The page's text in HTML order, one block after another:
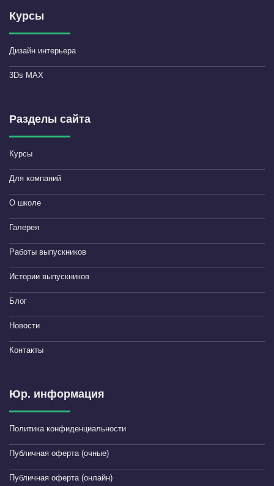
Курсы
Дизайн интерьера
3Ds MAX
Разделы сайта
Курсы
Для компаний
О школе
Галерея
Работы выпускников
Истории выпускников
Блог
Новости
Контакты
Юр. информация
Политика конфиденциальности
Публичная оферта (очные)
Публичная оферта (онлайн)